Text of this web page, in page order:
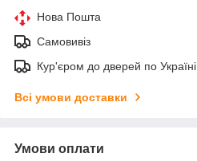
Нова Пошта
Самовивіз
Кур'єром до дверей по Україні
Всі умови доставки
Умови оплати